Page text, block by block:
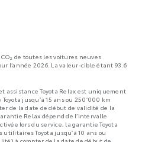
de toutes les voitures neuves
l’année 2026. La valeur-cible étant 93.6
assistance Toyota Relax est uniquement
jusqu’à 15 ans ou 250’000 km
de la date de début de validité de la
Relax dépend de l’intervalle
lors du service, la garantie Toyota
Toyota jusqu’à 10 ans ou